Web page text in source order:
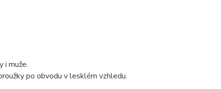
i muže.
po obvodu v lesklém vzhledu.